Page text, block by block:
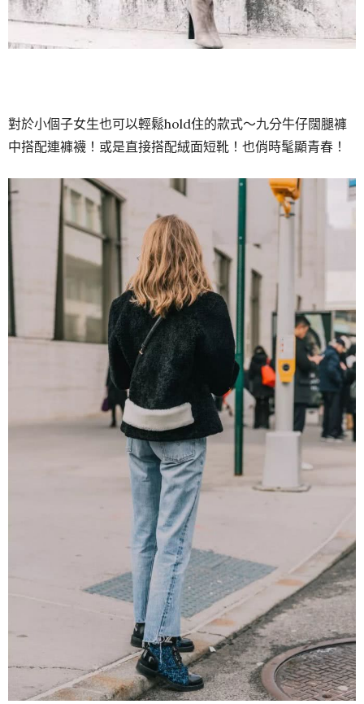
對於小個子女生也可以輕鬆hold住的款式～九分牛仔闊腿褲
中搭配連褲襪！或是直接搭配絨面短靴！也俏時髦顯青春！